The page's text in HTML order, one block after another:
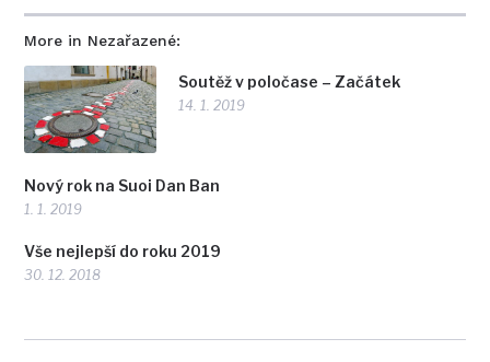
More in Nezařazené:
Soutěž v poločase – Začátek
14. 1. 2019
Nový rok na Suoi Dan Ban
1. 1. 2019
Vše nejlepší do roku 2019
30. 12. 2018